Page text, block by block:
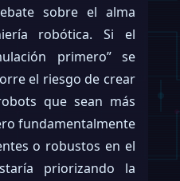
sobre el alma
robótica. Si el
primero” se
el riesgo de crear
que sean más
fundamentalmente
o robustos en el
priorizando la